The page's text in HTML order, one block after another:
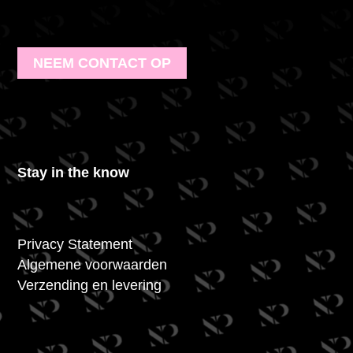
NEEM CONTACT OP
Stay in the know
Privacy Statement
Algemene voorwaarden
Verzending en levering